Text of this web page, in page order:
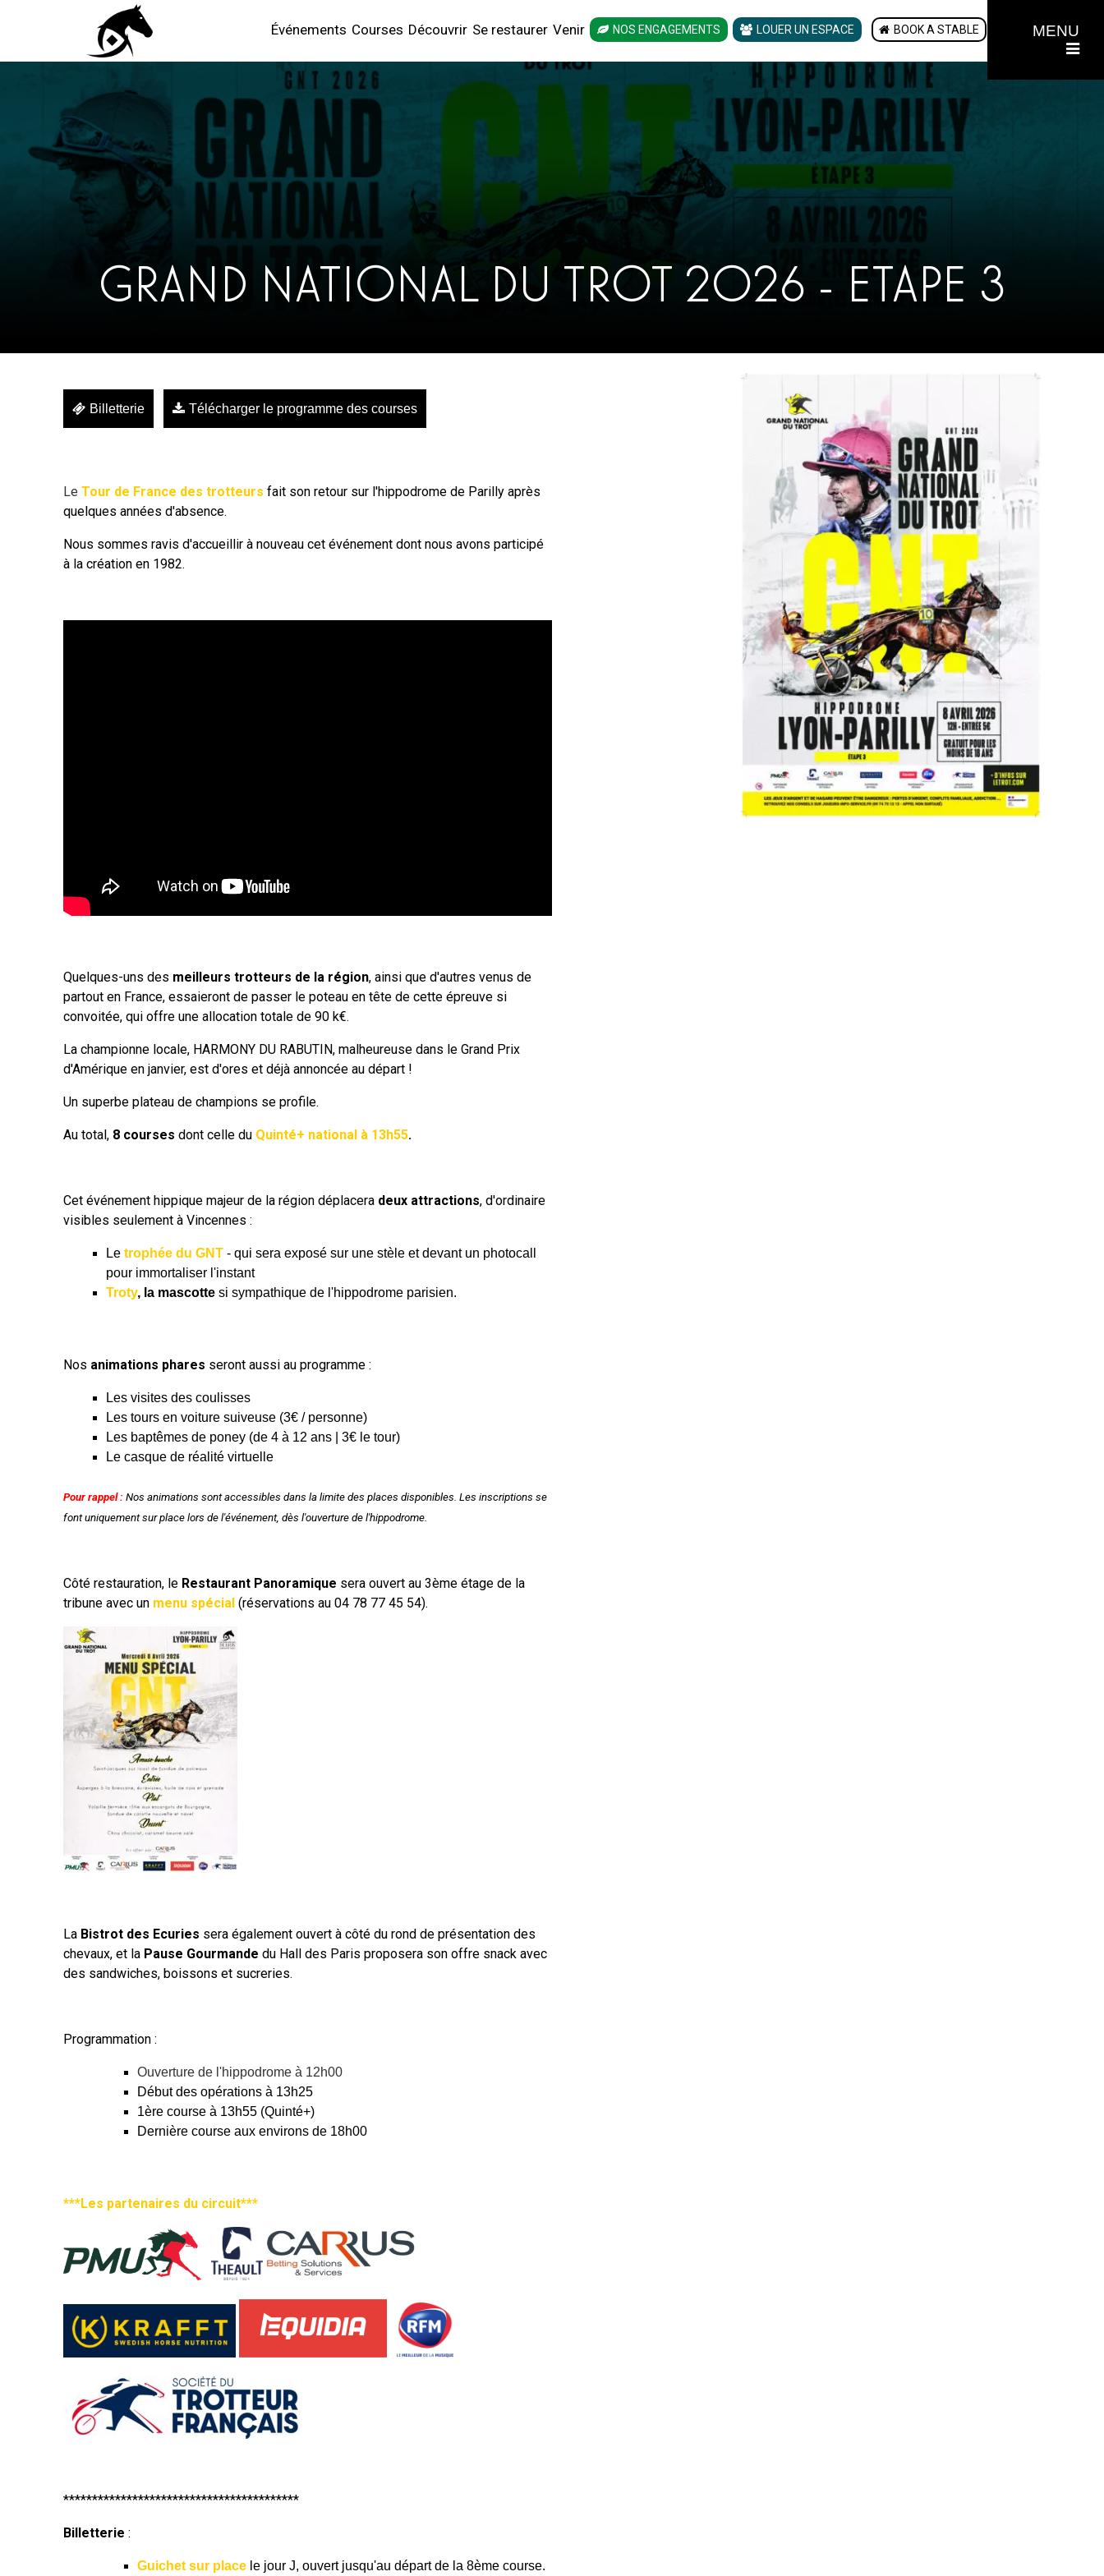
MENU
Événements Courses Découvrir Se restaurer Venir NOS ENGAGEMENTS LOUER UN ESPACE BOOK A STABLE
GRAND NATIONAL DU TROT 2026 - ETAPE 3
Billetterie Télécharger le programme des courses
Le Tour de France des trotteurs fait son retour sur l'hippodrome de Parilly après
quelques années d'absence.
Nous sommes ravis d'accueillir à nouveau cet événement dont nous avons participé
à la création en 1982.
Quelques-uns des meilleurs trotteurs de la région, ainsi que d'autres venus de
partout en France, essaieront de passer le poteau en tête de cette épreuve si
convoitée, qui offre une allocation totale de 90 k€.
La championne locale, HARMONY DU RABUTIN, malheureuse dans le Grand Prix
d'Amérique en janvier, est d'ores et déjà annoncée au départ !
Un superbe plateau de champions se profile.
Au total, 8 courses dont celle du Quinté+ national à 13h55.
Cet événement hippique majeur de la région déplacera deux attractions, d'ordinaire
visibles seulement à Vincennes :
Le trophée du GNT - qui sera exposé sur une stèle et devant un photocall
pour immortaliser l'instant
Troty, la mascotte si sympathique de l'hippodrome parisien.
Nos animations phares seront aussi au programme :
Les visites des coulisses
Les tours en voiture suiveuse (3€ / personne)
Les baptêmes de poney (de 4 à 12 ans | 3€ le tour)
Le casque de réalité virtuelle
Pour rappel: Nos animations sont accessibles dans la limite des places disponibles. Les inscriptions se
font uniquement sur place lors de l'événement, dès l'ouverture de l'hippodrome.
Côté restauration, le Restaurant Panoramique sera ouvert au 3ème étage de la
tribune avec un menu spécial (réservations au 04 78 77 45 54).
La Bistrot des Ecuries sera également ouvert à côté du rond de présentation des
chevaux, et la Pause Gourmande du Hall des Paris proposera son offre snack avec
des sandwiches, boissons et sucreries.
Programmation :
Ouverture de l'hippodrome à 12h00
Début des opérations à 13h25
1ère course à 13h55 (Quinté+)
Dernière course aux environs de 18h00
***Les partenaires du circuit***
*****************************************
Billetterie :
Guichet sur place le jour J, ouvert jusqu'au départ de la 8ème course.